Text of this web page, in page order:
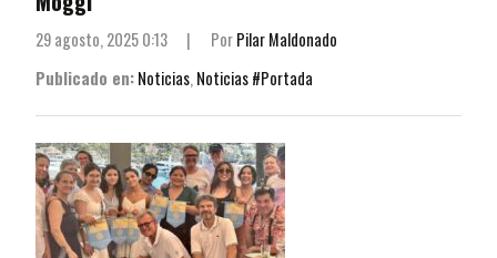
29 agosto, 2025 0:13 | PorPilar Maldonado
Publicado en:Noticias, Noticias #Portada